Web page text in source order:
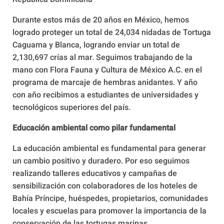
Durante estos más de 20 años en México, hemos
logrado proteger un total de 24,034 nidadas de Tortuga
Caguama y Blanca, logrando enviar un total de
2,130,697 crías al mar. Seguimos trabajando de la
mano con Flora Fauna y Cultura de México A.C. en el
programa de marcaje de hembras anidantes. Y año
con año recibimos a estudiantes de universidades y
tecnológicos superiores del país.
Educación ambiental como pilar fundamental
La educación ambiental es fundamental para generar
un cambio positivo y duradero. Por eso seguimos
realizando talleres educativos y campañas de
sensibilización con colaboradores de los hoteles de
Bahía Príncipe, huéspedes, propietarios, comunidades
locales y escuelas para promover la importancia de la